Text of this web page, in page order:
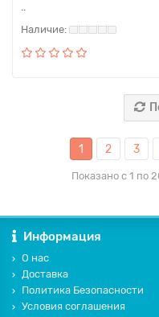
..
1 2 3
Показано с 1 по
Информация
О нас
Доставка
Политика Безопасности
Условия соглашения